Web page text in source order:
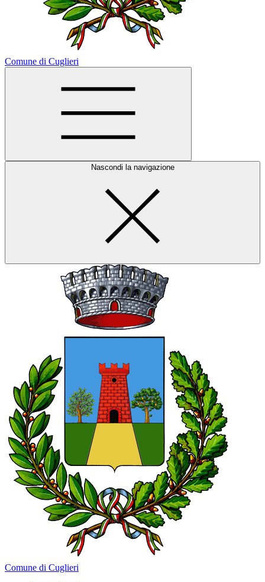
Comune di Cuglieri
Nascondi la navigazione
Comune di Cuglieri